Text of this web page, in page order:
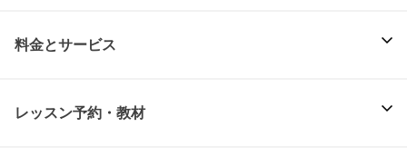
料金とサービス
レッスン予約・教材